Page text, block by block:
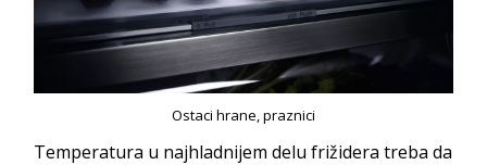
Ostaci hrane, praznici
Temperatura u najhladnijem delu frižidera treba da